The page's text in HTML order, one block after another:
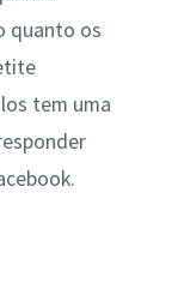
quanto os
tem uma